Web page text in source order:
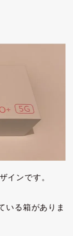
インです。
いる箱がありま